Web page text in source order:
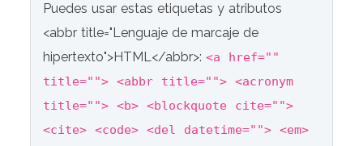
Puedes usar estas etiquetas y atributos
<abbr title="Lenguaje de marcaje de
hipertexto">HTML</abbr>:<a href=""
title=""> <abbr title=""> <acronym
title=""> <b> <blockquote cite="">
<cite> <code> <del datetime=""> <em>